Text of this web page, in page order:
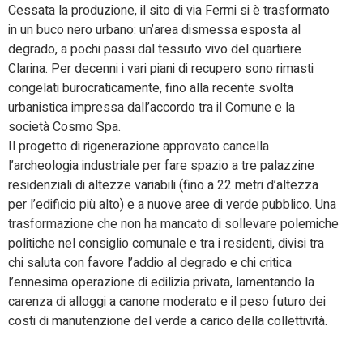
Cessata la produzione, il sito di via Fermi si è trasformato
in un buco nero urbano: un’area dismessa esposta al
degrado, a pochi passi dal tessuto vivo del quartiere
Clarina. Per decenni i vari piani di recupero sono rimasti
congelati burocraticamente, fino alla recente svolta
urbanistica impressa dall’accordo tra il Comune e la
società Cosmo Spa.
Il progetto di rigenerazione approvato cancella
l’archeologia industriale per fare spazio a tre palazzine
residenziali di altezze variabili (fino a 22 metri d’altezza
per l’edificio più alto) e a nuove aree di verde pubblico. Una
trasformazione che non ha mancato di sollevare polemiche
politiche nel consiglio comunale e tra i residenti, divisi tra
chi saluta con favore l’addio al degrado e chi critica
l’ennesima operazione di edilizia privata, lamentando la
carenza di alloggi a canone moderato e il peso futuro dei
costi di manutenzione del verde a carico della collettività.